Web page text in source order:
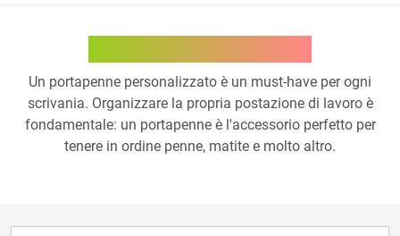
Un portapenne personalizzato è un must-have per ogni
scrivania. Organizzare la propria postazione di lavoro è
fondamentale: un portapenne è l'accessorio perfetto per
tenere in ordine penne, matite e molto altro.